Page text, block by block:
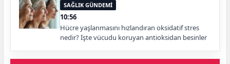
SAĞLIK GÜNDEMİ
10:56
Hücre yaşlanmasını hızlandıran oksidatif stres
nedir? İşte vücudu koruyan antioksidan besinler